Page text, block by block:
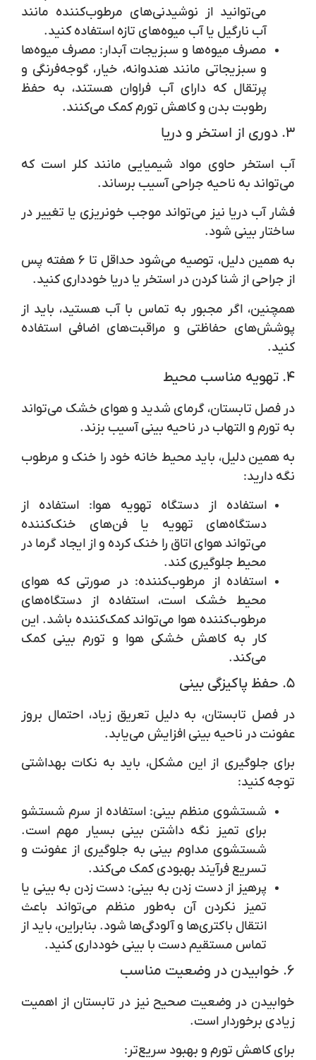
می‌توانید از نوشیدنی‌های مرطوب‌کننده مانند
آب نارگیل یا آب میوه‌های تازه استفاده کنید.
مصرف میوه‌ها و سبزیجات آبدار: مصرف میوه‌ها
و سبزیجاتی مانند هندوانه، خیار، گوجه‌فرنگی و
پرتقال که دارای آب فراوان هستند، به حفظ
رطوبت بدن و کاهش تورم کمک می‌کنند.
۳. دوری از استخر و دریا
آب استخر حاوی مواد شیمیایی مانند کلر است که
می‌تواند به ناحیه جراحی آسیب برساند.
فشار آب دریا نیز می‌تواند موجب خونریزی یا تغییر در
ساختار بینی شود.
به همین دلیل، توصیه می‌شود حداقل تا ۶ هفته پس
از جراحیاز شنا کردن در استخر یا دریا خودداری کنید.
همچنین، اگر مجبور به تماس با آب هستید، باید از
پوشش‌های حفاظتی و مراقبت‌های اضافی استفاده
کنید.
۴. تهویه مناسب محیط
در فصل تابستان، گرمای شدید و هوای خشک می‌تواند
به تورم و التهاب در ناحیه بینی آسیب بزند.
به همین دلیل، باید محیط خانه خود را خنک و مرطوب
نگه دارید:
استفاده از دستگاه تهویه هوا: استفاده از
دستگاه‌های تهویه یا فن‌های خنک‌کننده
می‌تواند هوای اتاق را خنک کرده و از ایجاد گرما در
محیط جلوگیری کند.
استفاده از مرطوب‌کننده: در صورتی که هوای
محیط خشک است، استفاده از دستگاه‌های
مرطوب‌کننده هوا می‌تواند کمک‌کننده باشد. این
کار به کاهش خشکی هوا و تورم بینی کمک
می‌کند.
۵. حفظ پاکیزگی بینی
در فصل تابستان، به دلیل تعریق زیاد، احتمال بروز
عفونت در ناحیه بینی افزایش می‌یابد.
برای جلوگیری از این مشکل، باید به نکات بهداشتی
توجه کنید:
شستشوی منظم بینی: استفاده از سرم شستشو
برای تمیز نگه داشتن بینی بسیار مهم است.
شستشوی مداوم بینی به جلوگیری از عفونت و
تسریع فرآیند بهبودی کمک می‌کند.
پرهیز از دست زدن به بینی: دست زدن به بینی یا
تمیز نکردن آن به‌طور منظم می‌تواند باعث
انتقال باکتری‌ها و آلودگی‌ها شود. بنابراین، باید از
تماس مستقیم دست با بینی خودداری کنید.
۶. خوابیدن در وضعیت مناسب
خوابیدن در وضعیت صحیح نیز در تابستان از اهمیت
زیادی برخوردار است.
برای کاهش تورم و بهبود سریع‌تر: